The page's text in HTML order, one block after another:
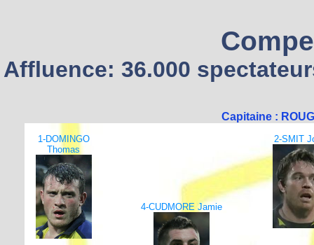
Affluence: 36.000
Capitaine :
1-DOMINGO
Thomas
2-SMIT
4-CUDMORE Jamie